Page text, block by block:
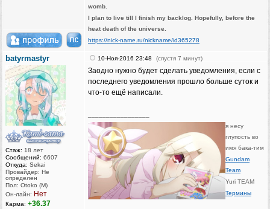
womb.
I plan to live till I finish my backlog. Hopefully, before the
heat death of the universe.
https://nick-name.ru/nickname/id365278
batyrmastyr
Стаж: 18 лет
Сообщений: 6607
Откуда: Sekai
Провайдер: Не
определен
Пол: Otoko (M)
Он-лайн: Нет
Карма: +36.37
10-Ноя-2016 23:48 (спустя 7 минут)
Заодно нужно будет сделать уведомления, если с
последнего уведомления прошло больше суток и
что-то ещё написали.
я несу
глупость во
имя бака-тим
Gundam
Team
Yuri TEAM
Термины